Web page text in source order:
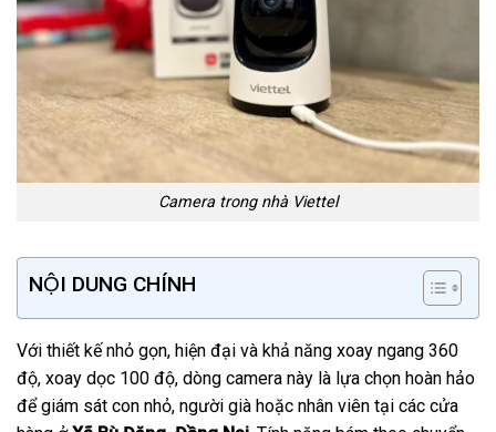
Camera trong nhà Viettel
NỘI DUNG CHÍNH
Với thiết kế nhỏ gọn, hiện đại và khả năng xoay ngang 360
độ, xoay dọc 100 độ, dòng camera này là lựa chọn hoàn hảo
để giám sát con nhỏ, người già hoặc nhân viên tại các cửa